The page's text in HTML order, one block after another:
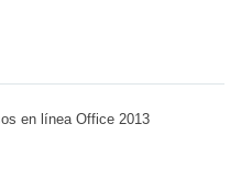
en línea Office 2013